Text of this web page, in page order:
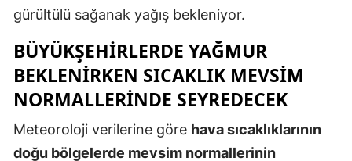
Kastamonu
gürültülü sağanak yağış bekleniyor.
BÜYÜKŞEHIRLERDE YAĞMUR
BEKLENIRKEN SICAKLIK MEVSIM
NORMALLERINDE SEYREDECEK
Meteoroloji verilerine göre hava sıcaklıklarının
doğu bölgelerde mevsim normallerinin